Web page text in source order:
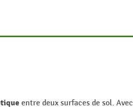
entre deux surfaces de sol. Avec